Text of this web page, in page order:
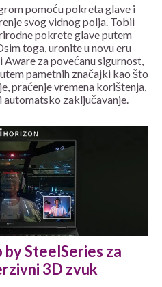
pomoću pokreta glave i
svog vidnog polja. Tobii
pokrete glave putem
toga, uronite u novu eru
za povećanu sigurnost,
pametnih značajki kao što
praćenje vremena korištenja,
zaključavanje.
by SteelSeries za
3D zvuk